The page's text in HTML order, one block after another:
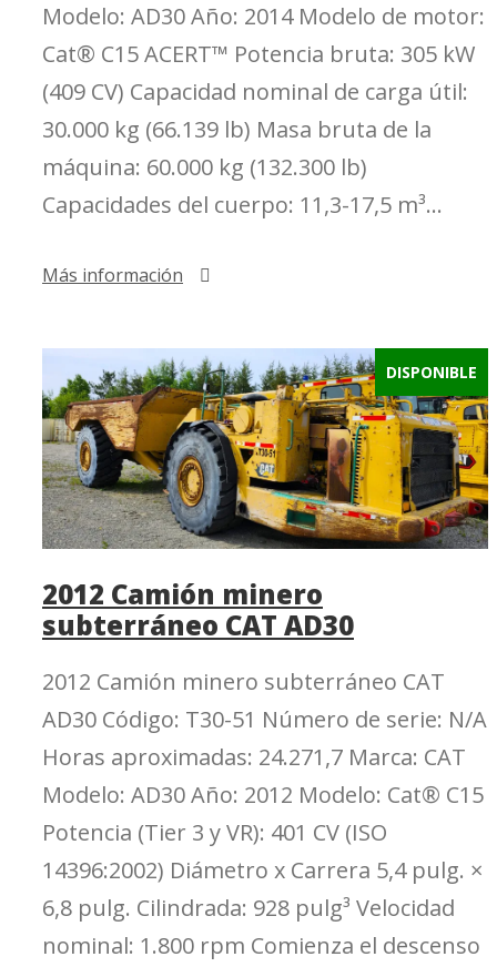
Modelo: AD30 Año: 2014 Modelo de motor:
Cat® C15 ACERT™ Potencia bruta: 305 kW
(409 CV) Capacidad nominal de carga útil:
30.000 kg (66.139 lb) Masa bruta de la
máquina: 60.000 kg (132.300 lb)
Capacidades del cuerpo: 11,3-17,5 m³...
Más información
DISPONIBLE
2012 Camión minero
subterráneo CAT AD30
2012 Camión minero subterráneo CAT
AD30 Código: T30-51 Número de serie: N/A
Horas aproximadas: 24.271,7 Marca: CAT
Modelo: AD30 Año: 2012 Modelo: Cat® C15
Potencia (Tier 3 y VR): 401 CV (ISO
14396:2002) Diámetro x Carrera 5,4 pulg. ×
6,8 pulg. Cilindrada: 928 pulg³ Velocidad
nominal: 1.800 rpm Comienza el descenso